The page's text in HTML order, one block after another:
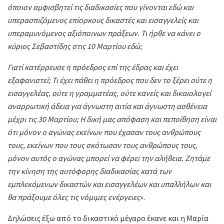
όποιον αμφισβητεί τις διαδικασίες που γίνονται εδώ και
υπερασπιζόμενος επίορκους δικαστές και εισαγγελείς και
υπεραμυνόμενος αξιόποινων πράξεων. Τι ήρθε να κάνει ο
κύριος Σεβαστίδης στις 10 Μαρτίου εδώ;
Γιατί κατέρρευσε η πρόεδρος επί της έδρας και έχει
εξαφανιστεί; Τι έχει πάθει η πρόεδρος που δεν το ξέρει ούτε η
εισαγγελέας, ούτε η γραμματέας, ούτε κανείς και δικαιολογεί
αναρρωτική άδεια για άγνωστη αιτία και άγνωστη ασθένεια
μέχρι τις 30 Μαρτίου; Η δική μας απόφαση και πεποίθηση είναι
ότι μόνον ο αγώνας εκείνων που έχασαν τους ανθρώπους
τους, εκείνων που τους σκότωσαν τους ανθρώπους τους,
μόνον αυτός ο αγώνας μπορεί να φέρει την αλήθεια. Ζητάμε
την κίνηση της αυτόφορης διαδικασίας κατά των
εμπλεκόμενων δικαστών και εισαγγελέων και υπαλλήλων και
θα πράξουμε όλες τις νόμιμες ενέργειες».
Δηλώσεις έξω από το δικαστικό μέγαρο έκανε και η Μαρία